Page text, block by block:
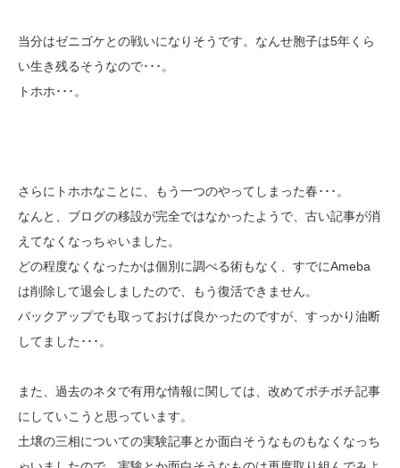
当分はゼニゴケとの戦いになりそうです。なんせ胞子は5年くら
い生き残るそうなので･･･。
トホホ･･･。
さらにトホホなことに、もう一つのやってしまった春･･･。
なんと、ブログの移設が完全ではなかったようで、古い記事が消
えてなくなっちゃいました。
どの程度なくなったかは個別に調べる術もなく、すでにAmeba
は削除して退会しましたので、もう復活できません。
バックアップでも取っておけば良かったのですが、すっかり油断
してました･･･。
また、過去のネタで有用な情報に関しては、改めてボチボチ記事
にしていこうと思っています。
土壌の三相についての実験記事とか面白そうなものもなくなっち